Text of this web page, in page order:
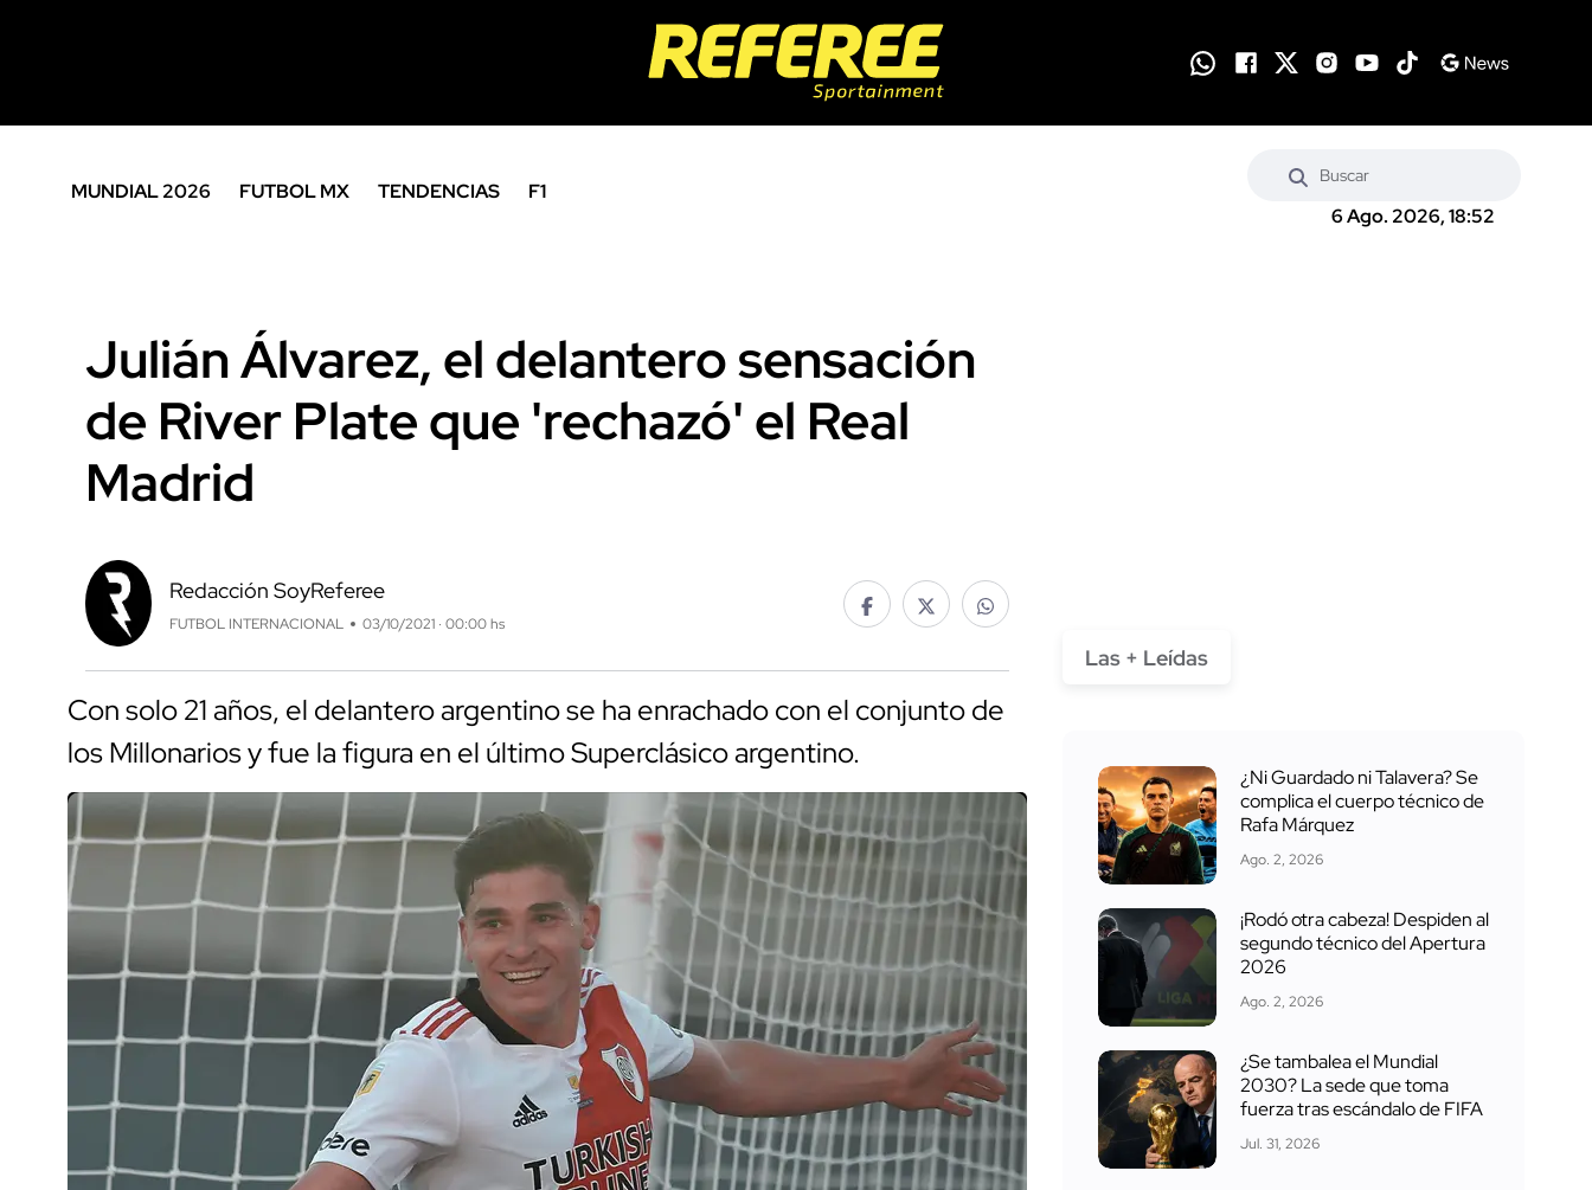
MUNDIAL 2026 FUTBOL MX TENDENCIAS
F1
6 Ago. 2026, 18:52
Julián Álvarez, el delantero sensación
de River Plate que 'rechazó' el Real
Madrid
Redacción SoyReferee
FUTBOL INTERNACIONAL 03/10/2021 · 00:00 hs
Con solo 21 años, el delantero argentino se ha enrachado con el conjunto de
los Millonarios y fue la figura en el último Superclásico argentino.
Las + Leídas
¿Ni Guardado ni Talavera? Se
complica el cuerpo técnico de
Rafa Márquez
Ago. 2, 2026
¡Rodó otra cabeza! Despiden al
segundo técnico del Apertura
2026
Ago. 2, 2026
¿Se tambalea el Mundial
2030? La sede que toma
fuerza tras escándalo de FIFA
Jul. 31, 2026